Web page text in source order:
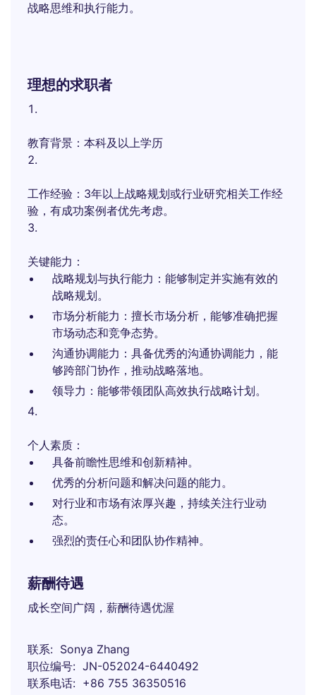
战略思维和执行能力。
理想的求职者
教育背景：本科及以上学历
工作经验：3年以上战略规划或行业研究相关工作经
验，有成功案例者优先考虑。
关键能力：
战略规划与执行能力：能够制定并实施有效的
战略规划。
市场分析能力：擅长市场分析，能够准确把握
市场动态和竞争态势。
沟通协调能力：具备优秀的沟通协调能力，能
够跨部门协作，推动战略落地。
领导力：能够带领团队高效执行战略计划。
个人素质：
具备前瞻性思维和创新精神。
优秀的分析问题和解决问题的能力。
对行业和市场有浓厚兴趣，持续关注行业动
态。
强烈的责任心和团队协作精神。
薪酬待遇
成长空间广阔，薪酬待遇优渥
联系
Sonya Zhang
职位编号
JN-052024-6440492
联系电话
+86 755 36350516